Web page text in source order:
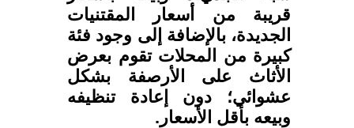
قريبة من أسعار المقتنيات
الجديدة، بالإضافة إلى وجود فئة
كبيرة من المحلات تقوم بعرض
الأثاث على الأرصفة بشكل
عشوائي؛ دون إعادة تنظيفه
وبيعه بأقل الأسعار.